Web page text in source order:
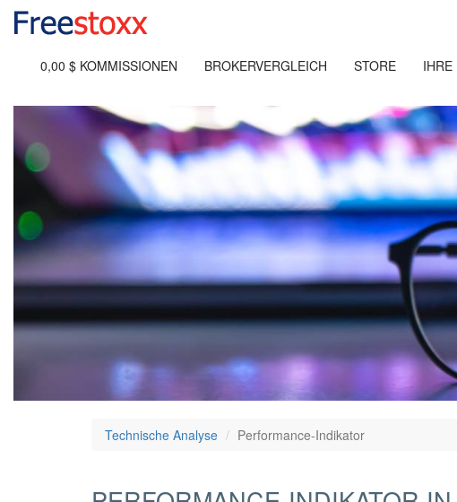
0,00 $ KOMMISSIONEN BROKERVERGLEICH STORE IHRE
Technische Analyse Performance-Indikator